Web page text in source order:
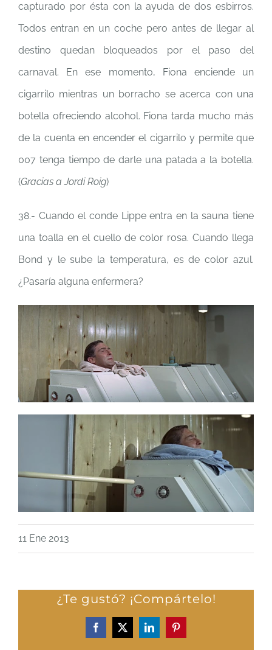
capturado por ésta con la ayuda de dos esbirros.
Todos entran en un coche pero antes de llegar al
destino quedan bloqueados por el paso del
carnaval. En ese momento, Fiona enciende un
cigarrilo mientras un borracho se acerca con una
botella ofreciendo alcohol. Fiona tarda mucho más
de la cuenta en encender el cigarrilo y permite que
007 tenga tiempo de darle una patada a la botella.
(Gracias a Jordi Roig)
38.- Cuando el conde Lippe entra en la sauna tiene
una toalla en el cuello de color rosa. Cuando llega
Bond y le sube la temperatura, es de color azul.
¿Pasaría alguna enfermera?
11 Ene 2013
¿Te gustó? ¡Compártelo!
Facebook
X LinkedInPinterest